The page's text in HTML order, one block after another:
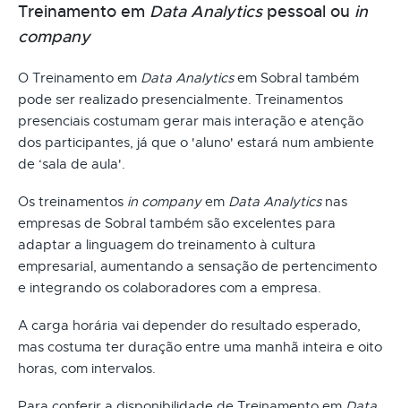
Treinamento em Data Analyticspessoal ou in
company
O Treinamento em Data Analyticsem Sobral também
pode ser realizado presencialmente. Treinamentos
presenciais costumam gerar mais interação e atenção
dos participantes, já que o 'aluno' estará num ambiente
de ‘sala de aula'.
Os treinamentos in companyem Data Analyticsnas
empresas de Sobral também são excelentes para
adaptar a linguagem do treinamento à cultura
empresarial, aumentando a sensação de pertencimento
e integrando os colaboradores com a empresa.
A carga horária vai depender do resultado esperado,
mas costuma ter duração entre uma manhã inteira e oito
horas, com intervalos.